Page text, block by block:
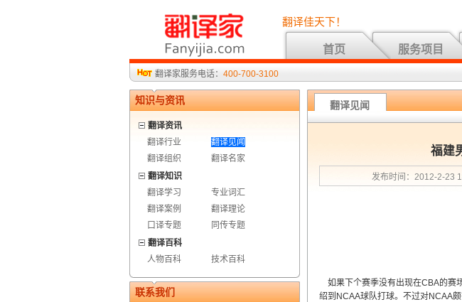
翻译佳天下！
首页 服务项目
翻译家服务电话： 400-700-3100
知识与资讯
翻译资讯
翻译行业
翻译见闻
翻译组织
翻译名家
翻译知识
翻译学习
专业词汇
翻译案例
翻译理论
口译专题
同传专题
翻译百科
人物百科
技术百科
联系我们
翻译见闻
福建
发布时间：2012-2-23
如果下个赛季没有出现在CBA的赛
绍到NCAA球队打球。不过对NCAA